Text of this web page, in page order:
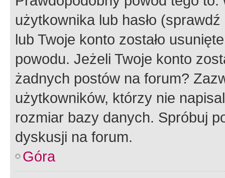
użytkownika lub hasło
lub Twoje konto zostało
powodu. Jeżeli Twoje konto
żadnych postów na forum?
użytkowników, którzy nie
rozmiar bazy danych. Spróbuj
dyskusji na forum.
Góra